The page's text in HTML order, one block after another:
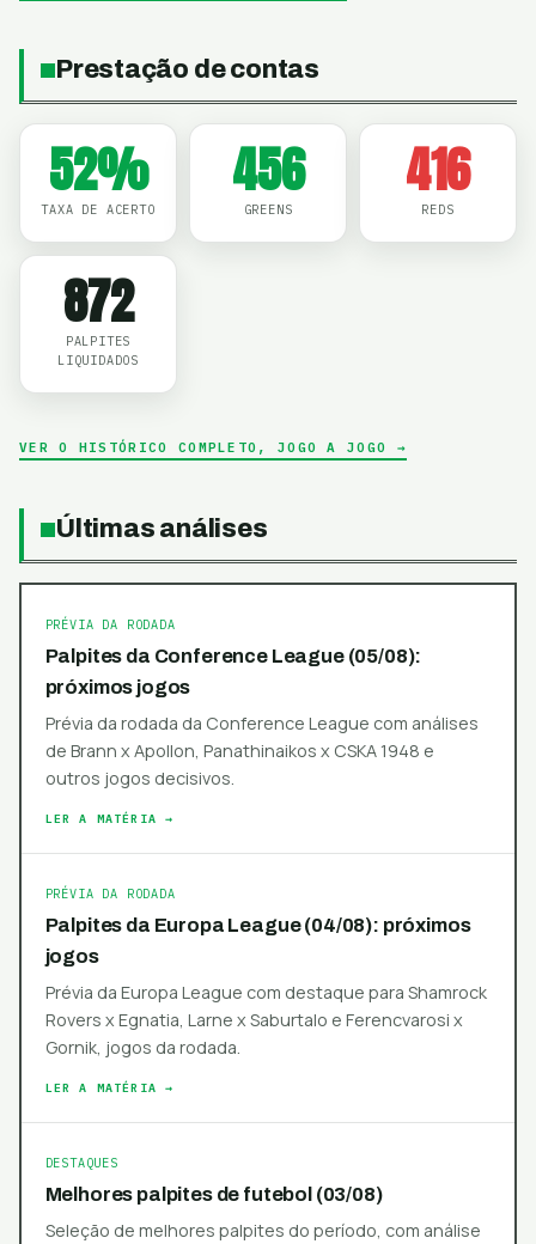
Prestação de contas
52%
TAXA DE ACERTO
456
GREENS
416
REDS
872
PALPITES
LIQUIDADOS
VER O HISTÓRICO COMPLETO, JOGO A JOGO →
Últimas análises
PRÉVIA DA RODADA
Palpites da Conference League (05/08):
próximos jogos
Prévia da rodada da Conference League com análises
de Brann x Apollon, Panathinaikos x CSKA 1948 e
outros jogos decisivos.
LER A MATÉRIA →
PRÉVIA DA RODADA
Palpites da Europa League (04/08): próximos
jogos
Prévia da Europa League com destaque para Shamrock
Rovers x Egnatia, Larne x Saburtalo e Ferencvarosi x
Gornik, jogos da rodada.
LER A MATÉRIA →
DESTAQUES
Melhores palpites de futebol (03/08)
Seleção de melhores palpites do período, com análise